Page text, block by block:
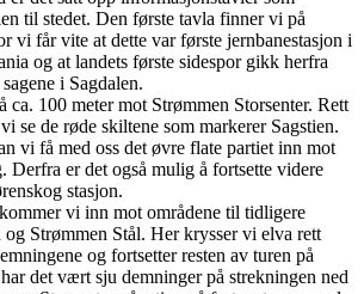
til stedet. Den første tavla finner vi på
vi får vite at dette var første jernbanestasjon i
og at landets første sidespor gikk herfra
i Sagdalen.
ca. 100 meter mot Strømmen Storsenter. Rett
se de røde skiltene som markerer Sagstien.
vi få med oss det øvre flate partiet inn mot
Derfra er det også mulig å fortsette videre
stasjon.
vi inn mot områdene til tidligere
Strømmen Stål. Her krysser vi elva rett
og fortsetter resten av turen på
det vært sju demninger på strekningen ned